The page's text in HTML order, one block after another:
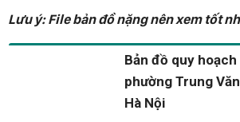
Lưu ý: File bản đồ nặng nên xem tốt
Bản đồ quy
phường Trung
Hà Nội